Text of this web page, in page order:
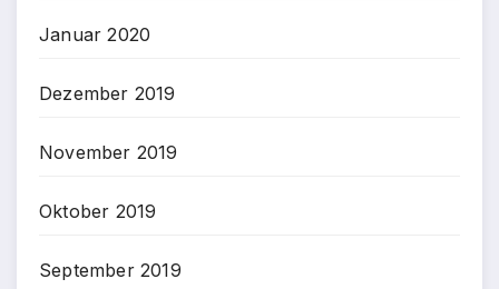
Januar 2020
Dezember 2019
November 2019
Oktober 2019
September 2019